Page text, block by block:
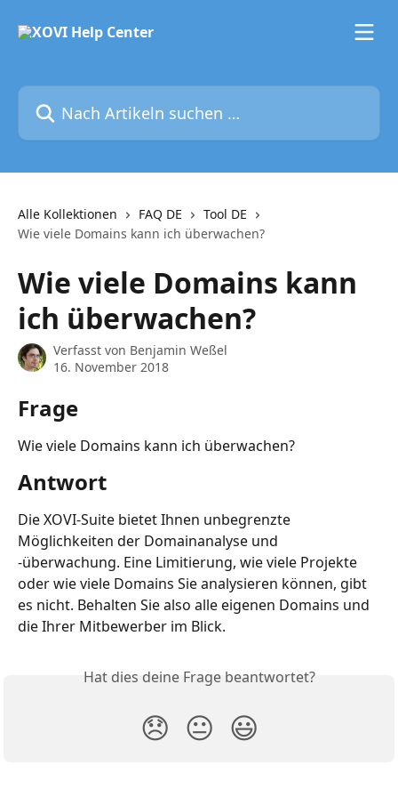
Nach Artikeln suchen …
Alle Kollektionen FAQ DE
Tool DE
Wie viele Domains kann ich überwachen?
Wie viele Domains kann
ich überwachen?
Verfasst von Benjamin Weßel
16. November 2018
Frage
Wie viele Domains kann ich überwachen?
Antwort
Die XOVI-Suite bietet Ihnen unbegrenzte
Möglichkeiten der Domainanalyse und
-überwachung. Eine Limitierung, wie viele Projekte
oder wie viele Domains Sie analysieren können, gibt
es nicht. Behalten Sie also alle eigenen Domains und
die Ihrer Mitbewerber im Blick.
Hat dies deine Frage beantwortet?
😞 😐 😃